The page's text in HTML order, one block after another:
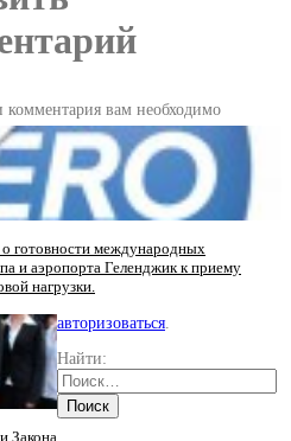
готовности международных
и аэропорта Геленджик к приему
нагрузки.
Закона
комментария вам необходимо
авторизоваться
Найти: